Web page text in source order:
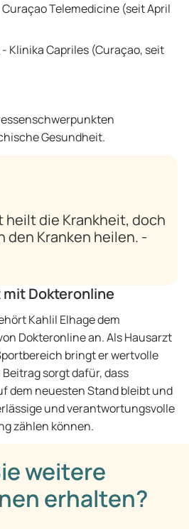
Curaçao Telemedicine (seit April
- Klinika Capriles (Curaçao, seit
Gesundheit.
heilt die Krankheit, doch
den Kranken heilen. -
Dokteronline
Kahlil Elhage dem
Dokteronline an. Als Hausarzt
bringt er wertvolle
sorgt dafür, dass
dem neuesten Stand bleibt und
und verantwortungsvolle
zählen können.
weitere
erhalten?